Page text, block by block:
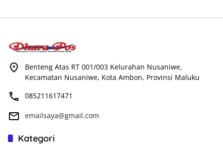
Benteng Atas RT 001/003 Kelurahan Nusaniwe,
Kecamatan Nusaniwe, Kota Ambon, Provinsi Maluku
085211617471
emailsaya@gmail.com
Kategori